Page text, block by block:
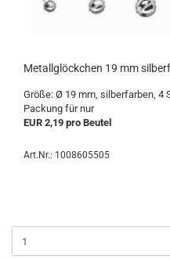
Metallglöckchen 19 mm
Größe: Ø 19 mm, silberfarben, 4
Packung für nur
EUR 2,19 pro Beutel
Art.Nr.: 1008605505